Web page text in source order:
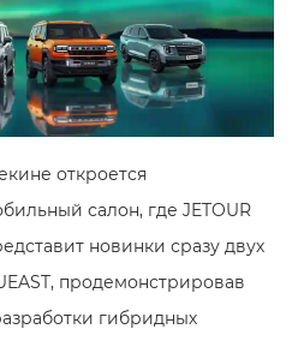
откроется
салон, где JETOUR
новинки сразу двух
продемонстрировав
гибридных